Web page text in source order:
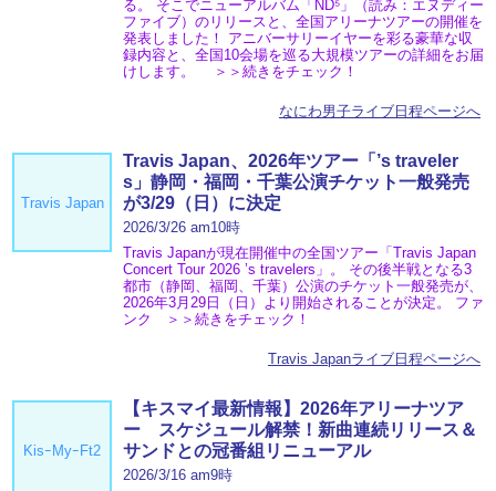
る。 そこでニューアルバム「ND⁵」（読み：エヌディー
ファイブ）のリリースと、全国アリーナツアーの開催を
発表しました！ アニバーサリーイヤーを彩る豪華な収
録内容と、全国10会場を巡る大規模ツアーの詳細をお届
けします。 ＞＞続きをチェック！
なにわ男子ライブ日程ページへ
Travis Japan
Travis Japan、2026年ツアー「’s traveler
s」静岡・福岡・千葉公演チケット一般発売
が3/29（日）に決定
2026/3/26 am10時
Travis Japanが現在開催中の全国ツアー「Travis Japan
Concert Tour 2026 ’s travelers」。 その後半戦となる3
都市（静岡、福岡、千葉）公演のチケット一般発売が、
2026年3月29日（日）より開始されることが決定。 ファ
ンク ＞＞続きをチェック！
Travis Japanライブ日程ページへ
KisｰMyｰFt2
【キスマイ最新情報】2026年アリーナツア
ー スケジュール解禁！新曲連続リリース＆
サンドとの冠番組リニューアル
2026/3/16 am9時